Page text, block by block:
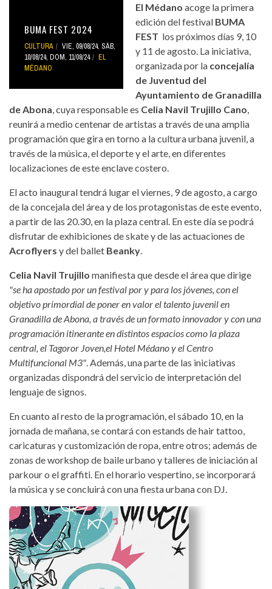
BUMA FEST 2024
CULTURA VIE, 09/08/24, SÁB,
10/08/24, DOM, 11/08/24
EL
MÉDANO
El Médanoacoge la primera
edición del festival BUMA
FEST los próximos días 9, 10
y 11 de agosto. La iniciativa,
organizada por la concejalía
de Juventud del
Ayuntamiento de Granadilla
de Abona, cuya responsable es Celia Navil Trujillo Cano,
reunirá a medio centenar de artistas a través de una amplia
programación que gira en torno a la cultura urbana juvenil, a
través de la música, el deporte y el arte, en diferentes
localizaciones de este enclave costero.
El acto inaugural tendrá lugar el viernes, 9 de agosto, a cargo
de la concejala del área y de los protagonistas de este evento,
a partir de las 20.30, en la plaza central. En este día se podrá
disfrutar de exhibiciones de skate y de las actuaciones de
Acroflyers y del ballet Beanky.
Celia Navil Trujillo manifiesta que desde el área que dirige
"se ha apostado por un festival por y para los jóvenes, con el
objetivo primordial de poner en valor el talento juvenil en
Granadilla de Abona, a través de un formato innovador y con una
programación itinerante en distintos espacios como la plaza
central, el Tagoror Joven,el Hotel Médano y el Centro
Multifuncional M3". Además, una parte de las iniciativas
organizadas dispondrá del servicio de interpretación del
lenguaje de signos.
En cuanto al resto de la programación, el sábado 10, en la
jornada de mañana, se contará con estands de hair tattoo,
caricaturas y customización de ropa, entre otros; además de
zonas de workshop de baile urbano y talleres de iniciación al
parkour o el graffiti. En el horario vespertino, se incorporará
la música y se concluirá con una fiesta urbana con DJ.
cartel-buma-fest-2024-tenerife-
granadilla.jpg